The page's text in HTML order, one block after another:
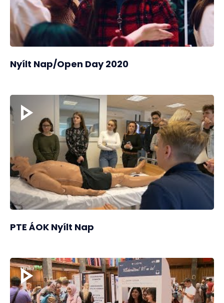
Nyílt Nap/Open Day 2020
PTE ÁOK Nyílt Nap